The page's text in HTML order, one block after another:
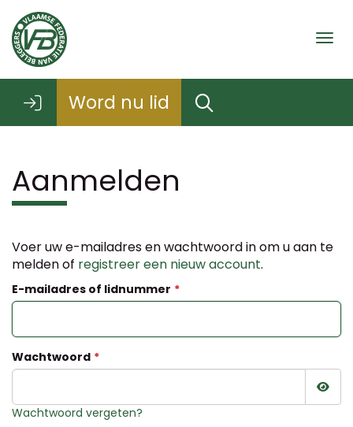
Word nu lid
Aanmelden
Voer uw e-mailadres en wachtwoord in om u aan te
melden of registreer een nieuw account.
E-mailadres of lidnummer
Wachtwoord
Wachtwoord vergeten?